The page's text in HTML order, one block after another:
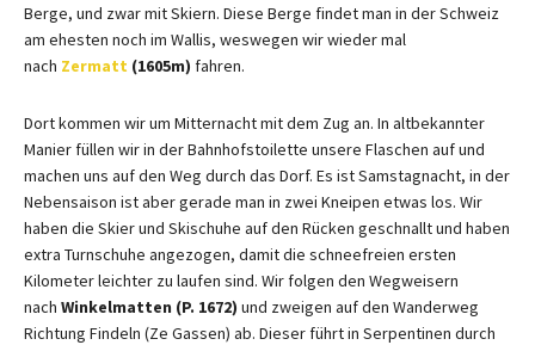
Berge, und zwar mit Skiern. Diese Berge findet man in der Schweiz
am ehesten noch im Wallis, weswegen wir wieder mal
nach Zermatt (1605m) fahren.
Dort kommen wir um Mitternacht mit dem Zug an. In altbekannter
Manier füllen wir in der Bahnhofstoilette unsere Flaschen auf und
machen uns auf den Weg durch das Dorf. Es ist Samstagnacht, in der
Nebensaison ist aber gerade man in zwei Kneipen etwas los. Wir
haben die Skier und Skischuhe auf den Rücken geschnallt und haben
extra Turnschuhe angezogen, damit die schneefreien ersten
Kilometer leichter zu laufen sind. Wir folgen den Wegweisern
nach Winkelmatten (P. 1672) und zweigen auf den Wanderweg
Richtung Findeln (Ze Gassen) ab. Dieser führt in Serpentinen durch